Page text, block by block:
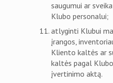
saugumui ar
Klubo personalui;
atlyginti Klubui
įrangos,
Kliento kaltės ar
kaltės pagal
įvertinimo aktą.